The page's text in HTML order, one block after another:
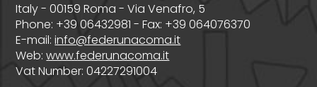
Italy - 00159 Roma - Via Venafro, 5
Phone: +39 06432981 - Fax: +39 064076370
E-mail:info@federunacoma.it
Web:www.federunacoma.it
Vat Number: 04227291004